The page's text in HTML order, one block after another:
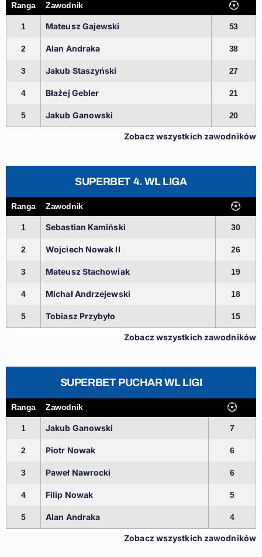
Ranga Zawodnik
1 Mateusz Gajewski 53
2 Alan Andraka 38
3 Jakub Staszyński 27
4 Błażej Gebler 21
5 Jakub Ganowski 20
Zobacz wszystkich zawodników
SUPERBET 4. WL LIGA
Ranga Zawodnik
1 Sebastian Kamiński 30
2 Wojciech Nowak II 26
3 Mateusz Stachowiak 19
4 Michał Andrzejewski 18
5 Tobiasz Przybyło 15
Zobacz wszystkich zawodników
SUPERBET PUCHAR WL LIGI
Ranga Zawodnik
1 Jakub Ganowski 7
2 Piotr Nowak 6
3 Paweł Nawrocki 6
4 Filip Nowak 5
5 Alan Andraka 4
Zobacz wszystkich zawodników